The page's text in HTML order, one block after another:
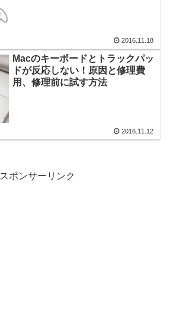
2016.11.18
Macのキーボードとトラックパッ
ドが反応しない！原因と修理費
用、修理前に試す方法
2016.11.12
スポンサーリンク